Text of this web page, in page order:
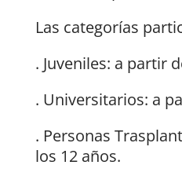
Las categorías
. Juveniles: a partir
. Universitarios: a
. Personas
los 12 años.